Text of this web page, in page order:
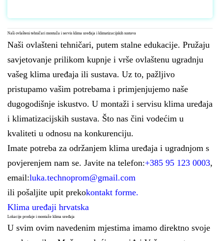
Naši ovlašteni tehničari montaža i servis klima uređaja i klimatizacijskih sustava
Naši ovlašteni tehničari, putem stalne edukacije. Pružaju
savjetovanje prilikom kupnje i vrše ovlaštenu ugradnju
vašeg klima uređaja ili sustava. Uz to, pažljivo
pristupamo vašim potrebama i primjenjujemo naše
dugogodišnje iskustvo. U montaži i servisu klima uređaja
i klimatizacijskih sustava. Što nas čini vodećim u
kvaliteti u odnosu na konkurenciju.
Imate potreba za održanjem klima uređaja i ugradnjom s
povjerenjem nam se. Javite na telefon:+385 95 123 0003,
email:luka.technoprom@gmail.com
ili pošaljite upit prekokontakt forme.
Klima uređaji hrvatska
Lokacije prodaje i montaže klima uređaja
U svim ovim navedenim mjestima imamo direktno svoje